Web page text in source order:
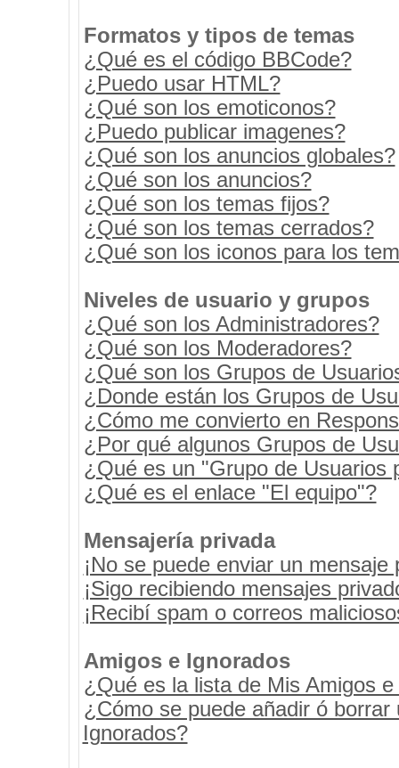
Formatos y tipos de temas
¿Qué es el código BBCode?
¿Puedo usar HTML?
¿Qué son los emoticonos?
¿Puedo publicar imagenes?
¿Qué son los anuncios globales?
¿Qué son los anuncios?
¿Qué son los temas fijos?
¿Qué son los temas cerrados?
¿Qué son los iconos para los
Niveles de usuario y grupos
¿Qué son los Administradores?
¿Qué son los Moderadores?
¿Qué son los Grupos de
¿Donde están los Grupos de
¿Cómo me convierto en
¿Por qué algunos Grupos de
¿Qué es un "Grupo de Usuarios
¿Qué es el enlace "El equipo"?
Mensajería privada
¡No se puede enviar un mensaje
¡Sigo recibiendo mensajes
¡Recibí spam o correos
Amigos e Ignorados
¿Qué es la lista de Mis Amigos
¿Cómo se puede añadir ó
Ignorados?